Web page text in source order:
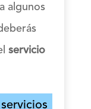
algunos
servicio